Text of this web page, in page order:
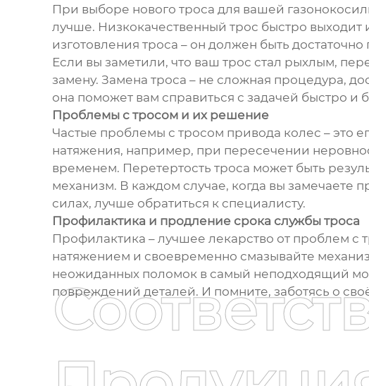
При выборе нового троса для вашей
лучше. Низкокачественный трос быстро
изготовления троса – он должен быть
Если вы заметили, что ваш трос стал рыхлым,
замену. Замена троса – не сложная процедура,
она поможет вам справиться с задачей быстро и
Проблемы с тросом и их решение
Частые проблемы с тросом привода колес – это
натяжения, например, при пересечении
временем. Перетертость троса может быть
механизм. В каждом случае, когда вы замечаете
силах, лучше обратиться к специалисту.
Профилактика и продление срока службы троса
Профилактика – лучшее лекарство от проблем с
натяжением и своевременно смазывайте
неожиданных поломок в самый неподходящий
повреждений деталей. И помните, заботясь о